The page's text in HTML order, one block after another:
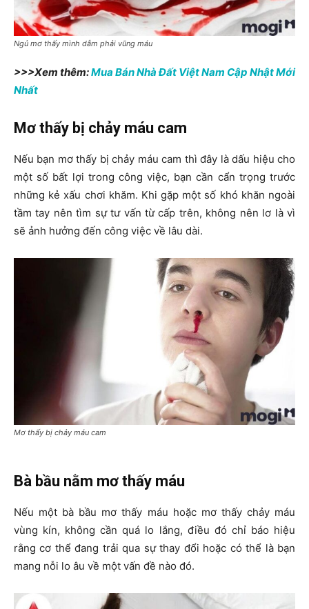
Ngủ mơ thấy mình dẫm phải vũng máu
>>>Xem thêm:Mua Bán Nhà Đất Việt Nam Cập Nhật Mới
Nhất
Mơ thấy bị chảy máu cam
Nếu bạn mơ thấy bị chảy máu cam thì đây là dấu hiệu cho
một số bất lợi trong công việc, bạn cần cẩn trọng trước
những kẻ xấu chơi khăm. Khi gặp một số khó khăn ngoài
tầm tay nên tìm sự tư vấn từ cấp trên, không nên lơ là vì
sẽ ảnh hưởng đến công việc về lâu dài.
Mơ thấy bị chảy máu cam
Bà bầu nằm mơ thấy máu
Nếu một bà bầu mơ thấy máu hoặc mơ thấy chảy máu
vùng kín, không cần quá lo lắng, điều đó chỉ báo hiệu
rằng cơ thể đang trải qua sự thay đổi hoặc có thể là bạn
mang nỗi lo âu về một vấn đề nào đó.